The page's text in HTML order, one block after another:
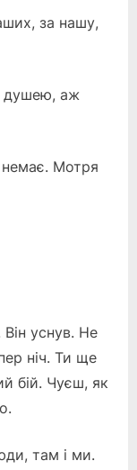
за нашу,
душею, аж
Мотря
уснув. Не
ніч. Ти ще
бій. Чуєш, як
там і ми.